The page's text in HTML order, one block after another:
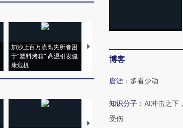
加沙上百万流离失所者困
于“塑料烤箱” 高温引发健
康危机
视线｜HYROX的吸金
术：是什么让中产们甘
心“花钱找虐”？
【推广】走进第四届链博
博客
唐涯 ： 多看少动
知识分子 ： AI冲击之下
受伤